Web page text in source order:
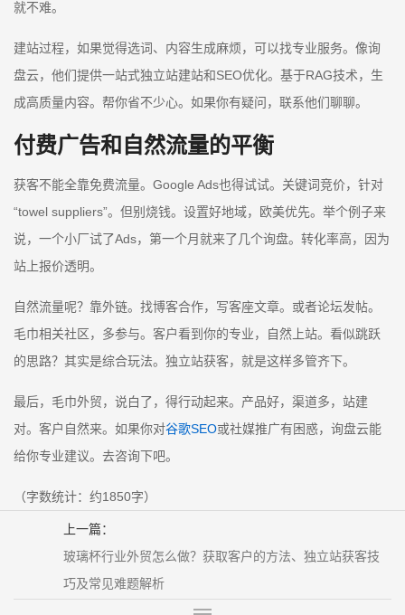
就不难。
建站过程，如果觉得选词、内容生成麻烦，可以找专业服务。像询
盘云，他们提供一站式独立站建站和SEO优化。基于RAG技术，生
成高质量内容。帮你省不少心。如果你有疑问，联系他们聊聊。
付费广告和自然流量的平衡
获客不能全靠免费流量。Google Ads也得试试。关键词竞价，针对
“towel suppliers”。但别烧钱。设置好地域，欧美优先。举个例子来
说，一个小厂试了Ads，第一个月就来了几个询盘。转化率高，因为
站上报价透明。
自然流量呢？靠外链。找博客合作，写客座文章。或者论坛发帖。
毛巾相关社区，多参与。客户看到你的专业，自然上站。看似跳跃
的思路？其实是综合玩法。独立站获客，就是这样多管齐下。
最后，毛巾外贸，说白了，得行动起来。产品好，渠道多，站建
对。客户自然来。如果你对谷歌SEO或社媒推广有困惑，询盘云能
给你专业建议。去咨询下吧。
（字数统计：约1850字）
上一篇：
玻璃杯行业外贸怎么做？获取客户的方法、独立站获客技
巧及常见难题解析